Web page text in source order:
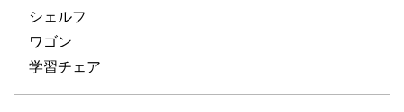
シェルフ
ワゴン
学習チェア